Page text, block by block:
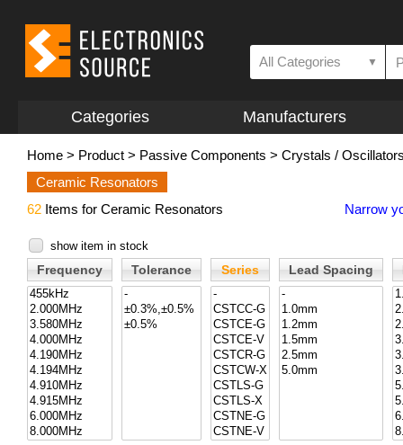
All Categories ▼
Categories Manufacturers
Home > Product > Passive Components > Crystals /
Ceramic Resonators
62 Items for Ceramic Resonators Narrow
show item in stock
Frequency Tolerance Series Lead Spacing